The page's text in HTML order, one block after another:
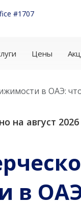
#1707
Цены
в ОАЭ:
на август
в